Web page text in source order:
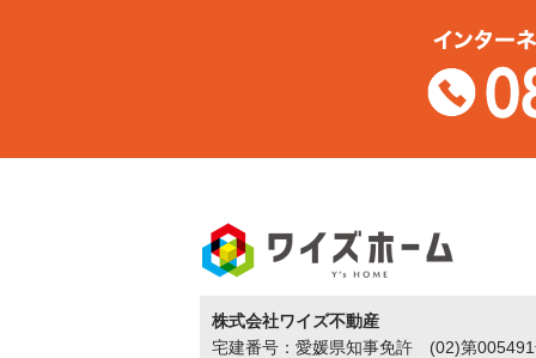
株式会社ワイズ不動産
宅建番号：愛媛県知事免許 (02)第